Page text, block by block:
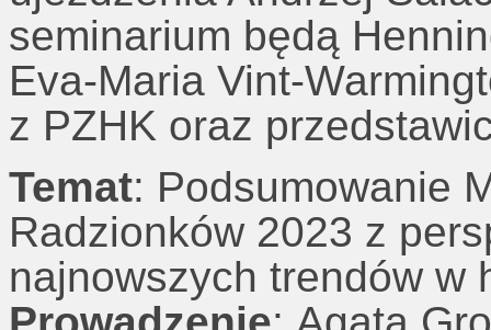
seminarium będą
Eva-Maria Vint-
z PZHK oraz
Temat: Podsumowanie
Radzionków 2023 z
najnowszych trendów w